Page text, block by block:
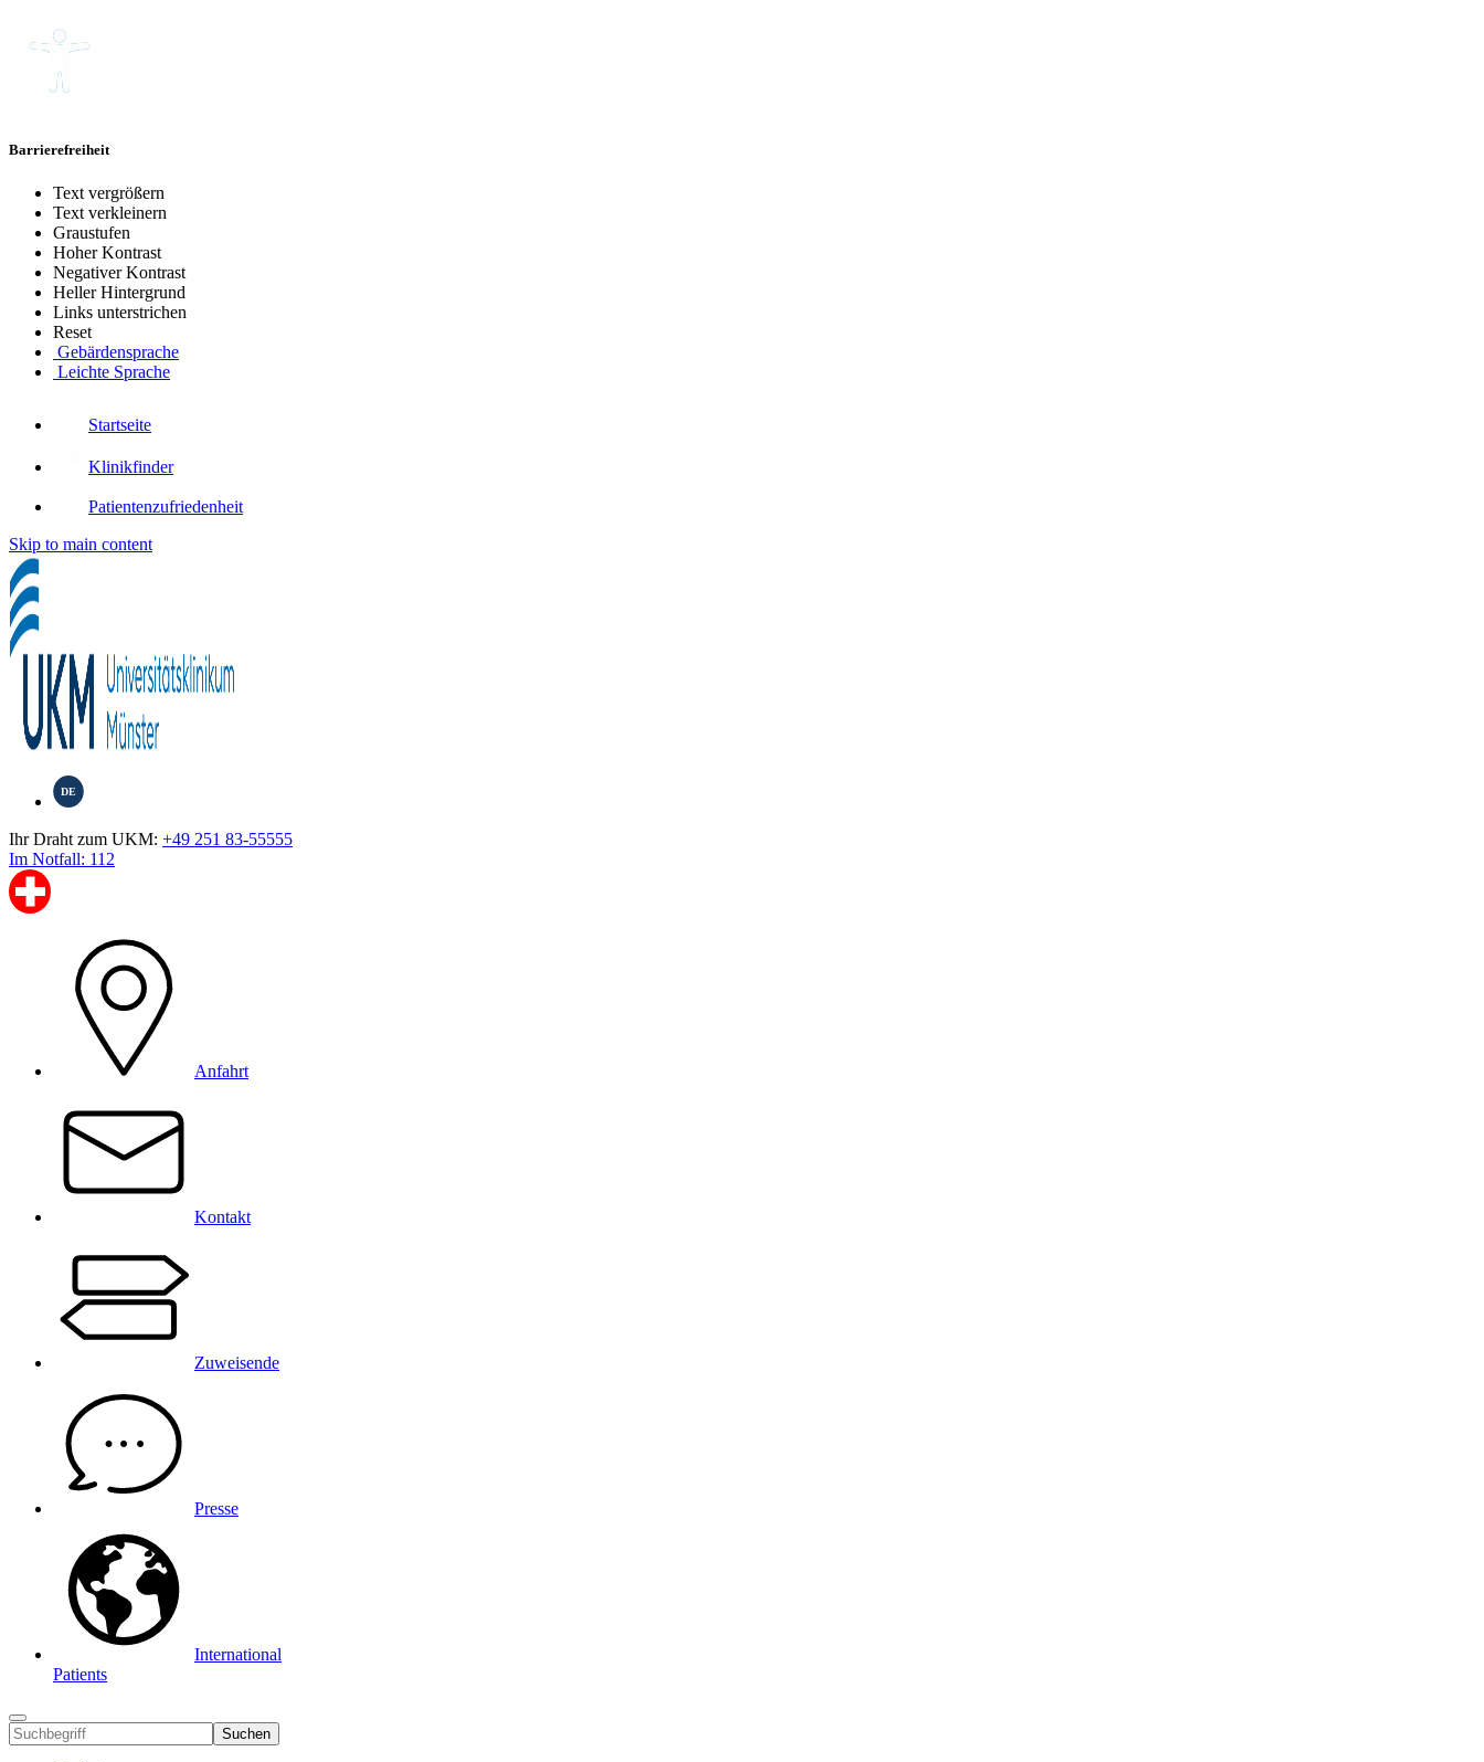
Barrierefreiheit
Text vergrößern
Text verkleinern
Graustufen
Hoher Kontrast
Negativer Kontrast
Heller Hintergrund
Links unterstrichen
Reset
Gebärdensprache
Leichte Sprache
Startseite
Klinikfinder
Patientenzufriedenheit
Skip to main content
DE
Ihr Draht zum UKM: +49 251 83-55555
Im Notfall: 112
Anfahrt
Kontakt
Zuweisende
Presse
International
Patients
Suchen